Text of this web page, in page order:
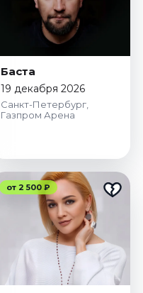
Баста
19 декабря 2026
Санкт-Петербург,
Газпром Арена
от 2 500 ₽